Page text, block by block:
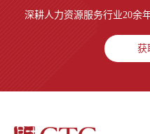
深耕人力资源服务行业20余
获